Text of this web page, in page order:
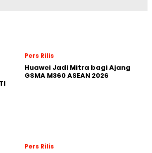
Pers Rilis
Huawei Jadi Mitra bagi Ajang
GSMA M360 ASEAN 2026
Pers Rilis